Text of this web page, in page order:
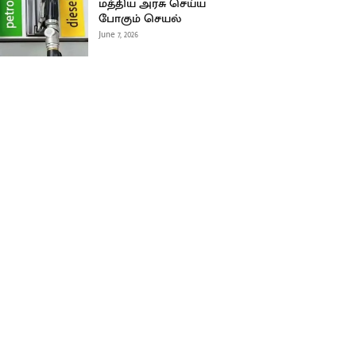
போகும் செயல்
June 7, 2026